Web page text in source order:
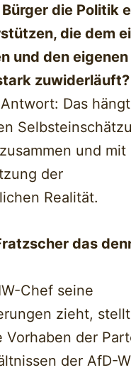
die Politik
die dem
und den eigenen
zuwiderläuft?
Das
und mit
der
Realität.
das
Chef seine
zieht,
Vorhaben der
der AfD-